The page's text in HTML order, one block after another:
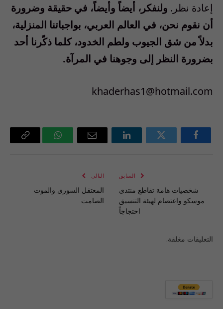
إعادة نظر. ولنفكر، أيضاً وأيضاً، في حقيقة وضرورة
أن نقوم نحن، في العالم العربي، بواجباتنا المنزلية،
بدلاً من شق الجيوب ولطم الخدود، كلما ذكّرنا أحد
بضرورة النظر إلى وجوهنا في المرآة.
khaderhas1@hotmail.com
فيسبوك تويتر لينكدإن
البريد
واتساب Copy
السابق
شخصيات هامة تقاطع منتدى
موسكو واعتصام لهيئة التنسيق
احتجاجاً
التالي
المعتقل السوري والموت
الصامت
التعليقات مغلقة.